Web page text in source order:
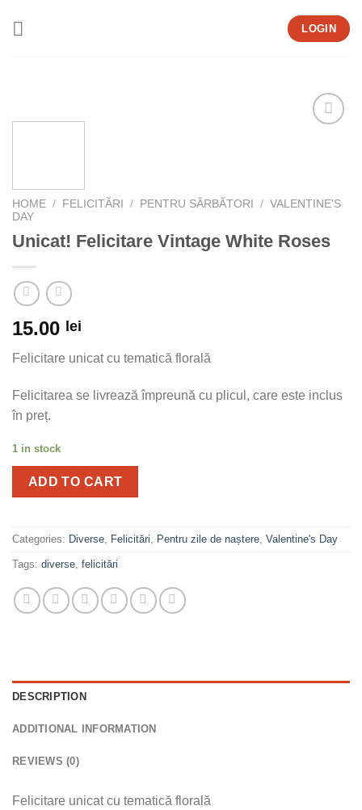
LOGIN
HOME / FELICITĂRI / PENTRU SĂRBĂTORI / VALENTINE'S
DAY
Unicat! Felicitare Vintage White Roses
15.00 lei
Felicitare unicat cu tematică florală
Felicitarea se livrează împreună cu plicul, care este inclus
în preț.
1 in stock
ADD TO CART
Categories: Diverse, Felicitări, Pentru zile de naștere, Valentine's Day
Tags: diverse, felicitări
DESCRIPTION
ADDITIONAL INFORMATION
REVIEWS (0)
Felicitare unicat cu tematică florală